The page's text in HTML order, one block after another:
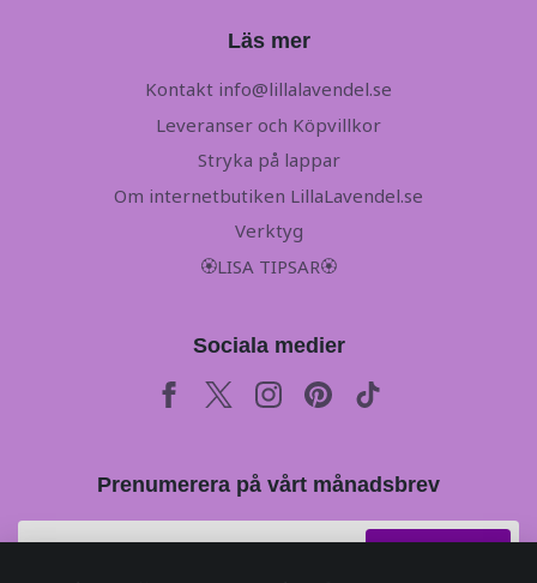
Läs mer
Kontakt info@lillalavendel.se
Leveranser och Köpvillkor
Stryka på lappar
Om internetbutiken LillaLavendel.se
Verktyg
🏵LISA TIPSAR🏵
Sociala medier
Prenumerera på vårt månadsbrev